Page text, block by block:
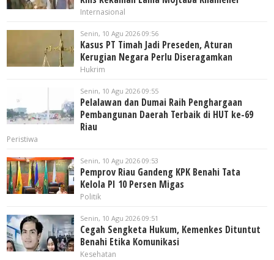
Internasional
Senin, 10 Agu 2026 09:56
Kasus PT Timah Jadi Preseden, Aturan
Kerugian Negara Perlu Diseragamkan
Hukrim
Senin, 10 Agu 2026 09:55
Pelalawan dan Dumai Raih Penghargaan
Pembangunan Daerah Terbaik di HUT ke-69
Riau
Peristiwa
Senin, 10 Agu 2026 09:53
Pemprov Riau Gandeng KPK Benahi Tata
Kelola PI 10 Persen Migas
Politik
Senin, 10 Agu 2026 09:51
Cegah Sengketa Hukum, Kemenkes Dituntut
Benahi Etika Komunikasi
Kesehatan